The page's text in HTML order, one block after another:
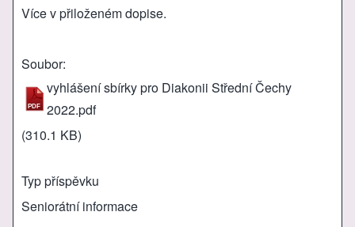
Více v přiloženém dopise.
Soubor
vyhlášení sbírky pro Diakonii Střední Čechy
2022.pdf
(310.1 KB)
Typ příspěvku
Seniorátní informace